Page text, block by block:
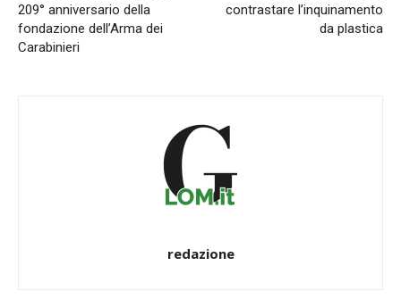
209° anniversario della
fondazione dell’Arma dei
Carabinieri
contrastare l’inquinamento
da plastica
redazione